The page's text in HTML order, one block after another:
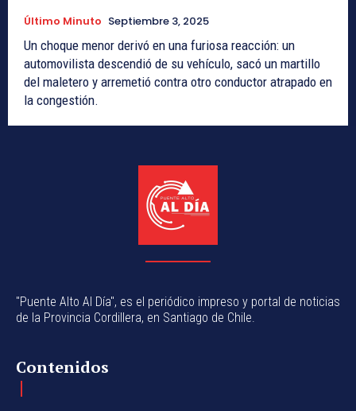
Último Minuto Septiembre 3, 2025
Un choque menor derivó en una furiosa reacción: un
automovilista descendió de su vehículo, sacó un martillo
del maletero y arremetió contra otro conductor atrapado en
la congestión.
"Puente Alto Al Día", es el periódico impreso y portal de noticias
de la Provincia Cordillera, en Santiago de Chile.
Contenidos